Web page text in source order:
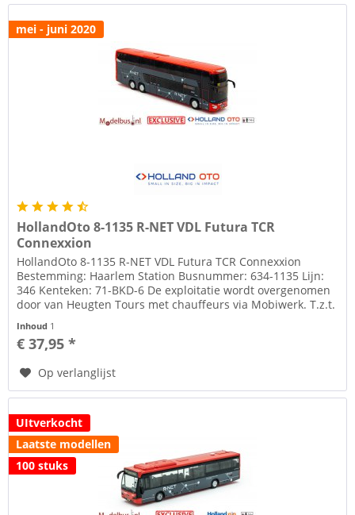
mei - juni 2020
HollandOto 8-1135 R-NET VDL Futura TCR
Connexxion
HollandOto 8-1135 R-NET VDL Futura TCR Connexxion
Bestemming: Haarlem Station Busnummer: 634-1135 Lijn:
346 Kenteken: 71-BKD-6 De exploitatie wordt overgenomen
door van Heugten Tours met chauffeurs via Mobiwerk. T.z.t.
Inhoud 1
€ 37,95 *
Op verlanglijst
UItverkocht
Laatste modellen
100 stuks